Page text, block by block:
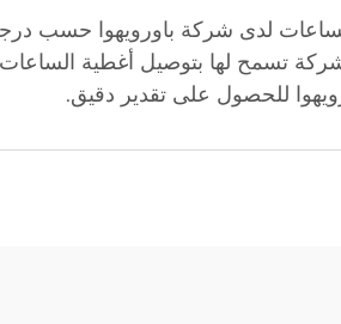
لدى شركة باورويهوا حسب
تسمح لها بتوصيل أغطية
للحصول على تقدير دقيق.